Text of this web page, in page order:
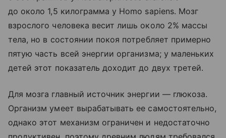
до около 1,5 килограмма у Homo sapiens. Мозг
взрослого человека весит лишь около 2% массы
тела, но в состоянии покоя потребляет примерно
пятую часть всей энергии организма; у маленьких
детей этот показатель доходит до двух третей.
Для мозга главный источник энергии — глюкоза.
Организм умеет вырабатывать ее самостоятельно,
однако этот механизм ограничен и недостаточно